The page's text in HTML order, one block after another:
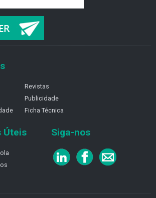
Revistas
Publicidade
Ficha Técnica
Úteis Siga-nos